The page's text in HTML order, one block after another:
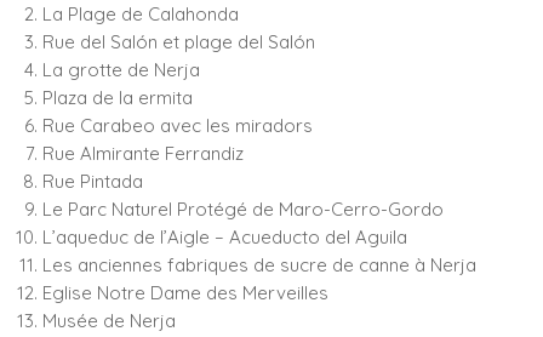
La Plage de Calahonda
Rue del Salón et plage del Salón
La grotte de Nerja
Plaza de la ermita
Rue Carabeo avec les miradors
Rue Almirante Ferrandiz
Rue Pintada
Le Parc Naturel Protégé de Maro-Cerro-Gordo
L’aqueduc de l’Aigle – Acueducto del Aguila
Les anciennes fabriques de sucre de canne à Nerja
Eglise Notre Dame des Merveilles
Musée de Nerja